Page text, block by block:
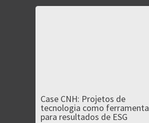
Case CNH: Projetos de
tecnologia como ferramenta
para resultados de ESG